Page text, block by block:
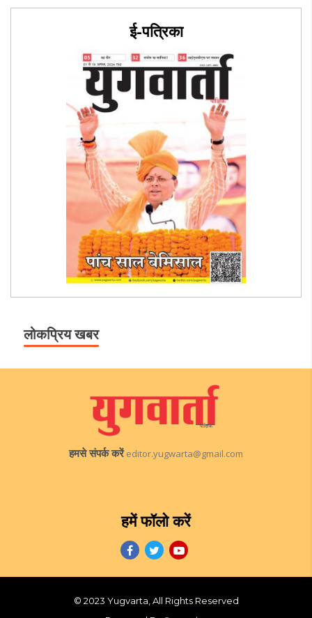
ई-पत्रिका
लोकप्रिय खबर
हमसे संपर्क करें editor.yugwarta@gmail.com
हमें फॉलो करें
© 2023 Yugvarta, All Rights Reserved